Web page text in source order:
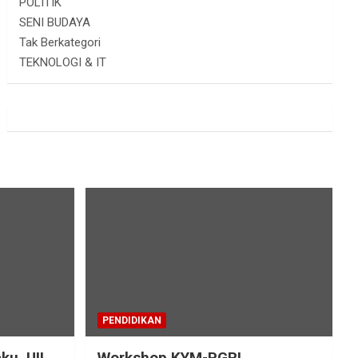
SENI BUDAYA
Tak Berkategori
TEKNOLOGI & IT
PENDIDIKAN